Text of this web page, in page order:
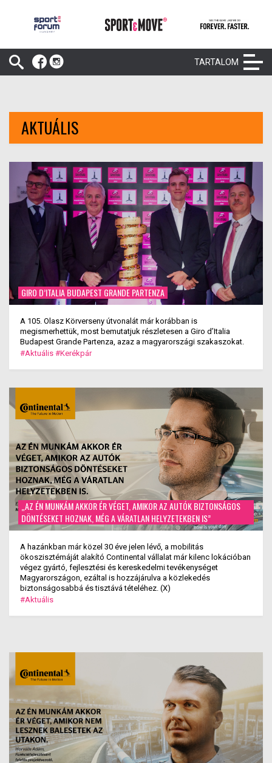
TARTALOM
AKTUÁLIS
GIRO D’ITALIA BUDAPEST GRANDE PARTENZA
A 105. Olasz Körverseny útvonalát már korábban is
megismerhettük, most bemutatjuk részletesen a Giro d’Italia
Budapest Grande Partenza, azaz a magyarországi szakaszokat.
#Aktuális #Kerékpár
„AZ ÉN MUNKÁM AKKOR ÉR VÉGET, AMIKOR AZ AUTÓK BIZTONSÁGOS
DÖNTÉSEKET HOZNAK, MÉG A VÁRATLAN HELYZETEKBEN IS”
A hazánkban már közel 30 éve jelen lévő, a mobilitás
ökoszisztémáját alakító Continental vállalat már kilenc lokációban
végez gyártó, fejlesztési és kereskedelmi tevékenységet
Magyarországon, ezáltal is hozzájárulva a közlekedés
biztonságosabbá és tisztává tételéhez. (X)
#Aktuális